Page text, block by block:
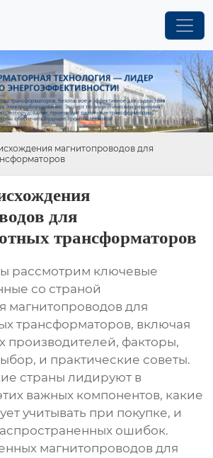
магнитопроводов для
для
трансформаторов
рассмотрим ключевые
со страной
магнитопроводов для
трансформаторов, включая
производителей, факторы,
и практические советы.
страны лидируют в
важных компонентов, какие
учитывать при покупке, и
ошибок.
магнитопроводов для